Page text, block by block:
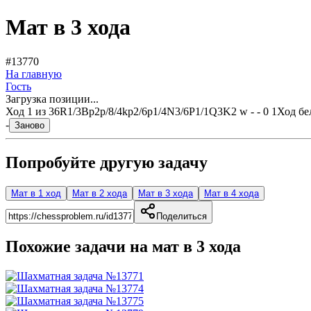
Мат в 3 хода
#13770
На главную
Гость
Загрузка позиции...
Ход 1 из 36R1/3Bp2p/8/4kp2/6p1/4N3/6P1/1Q3K2 w - - 0 1 Ход
- Заново
Попробуйте другую задачу
Мат в 1 ход Мат в 2 хода Мат в 3 хода Мат в 4 хода
Поделиться
Похожие задачи на мат в 3 хода